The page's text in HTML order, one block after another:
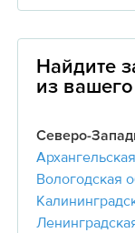
Найдите
из
Северо-
Вологодская